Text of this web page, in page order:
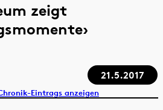
zeigt
21.5.2017
Eintrags anzeigen